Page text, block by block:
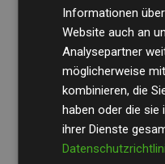
Die
regelmäßig unsere
Transparenz und
Ihre Prüfungen
Klimaschutzprojekte im
geschätzten CO₂-
Websites
Informationen
Website auch an
Analysepartner
möglicherweise
kombinieren, die
haben oder die sie
ihrer Dienste